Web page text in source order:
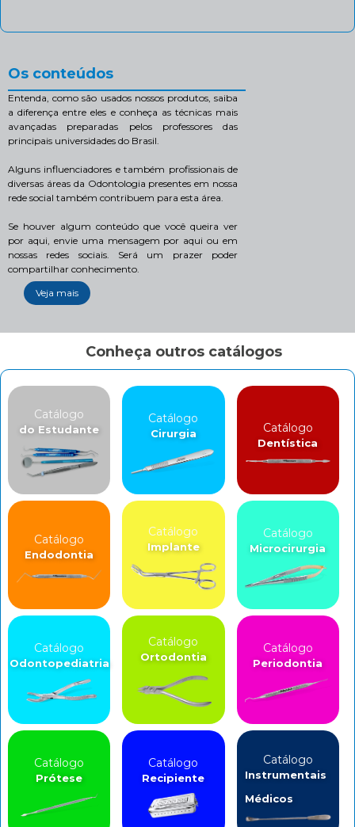
Os conteúdos
Entenda, como são usados nossos produtos, saiba
a diferença entre eles e conheça as técnicas mais
avançadas preparadas pelos professores das
principais universidades do Brasil.
Alguns influenciadores e também profissionais de
diversas áreas da Odontologia presentes em nossa
rede social também contribuem para esta área.
Se houver algum conteúdo que você queira ver
por aqui, envie uma mensagem por aqui ou em
nossas redes sociais. Será um prazer poder
compartilhar conhecimento.
Veja mais
Conheça outros catálogos
Catálogo
do Estudante
Catálogo
Cirurgia Catálogo
Dentística
Catálogo
Endodontia
Catálogo
Implante
Catálogo
Microcirurgia
Catálogo
Odontopediatria
Catálogo
Ortodontia
Catálogo
Periodontia
Catálogo
Prótese
Catálogo
Recipiente
Catálogo
Instrumentais
Médicos